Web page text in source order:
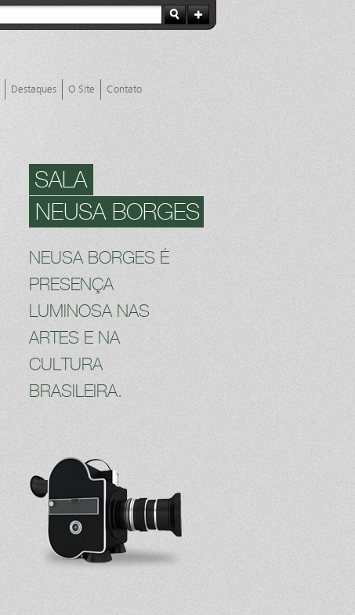
Destaques O Site Contato
SALA
NEUSA BORGES
NEUSA BORGES É
PRESENÇA
LUMINOSA NAS
ARTES E NA
CULTURA
BRASILEIRA.